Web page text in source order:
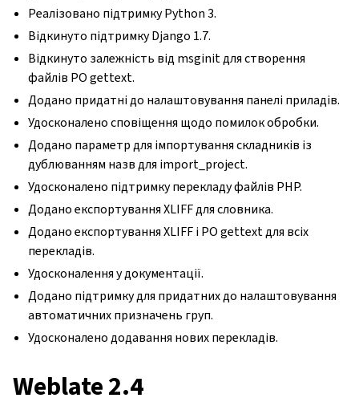
Реалізовано підтримку Python 3.
Відкинуто підтримку Django 1.7.
Відкинуто залежність від msginit для створення
файлів PO gettext.
Додано придатні до налаштовування панелі приладів.
Удосконалено сповіщення щодо помилок обробки.
Додано параметр для імпортування складників із
дублюванням назв для import_project.
Удосконалено підтримку перекладу файлів PHP.
Додано експортування XLIFF для словника.
Додано експортування XLIFF і PO gettext для всіх
перекладів.
Удосконалення у документації.
Додано підтримку для придатних до налаштовування
автоматичних призначень груп.
Удосконалено додавання нових перекладів.
Weblate 2.4